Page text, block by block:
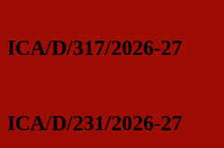
ICA/D/317/2026-27
ICA/D/231/2026-27